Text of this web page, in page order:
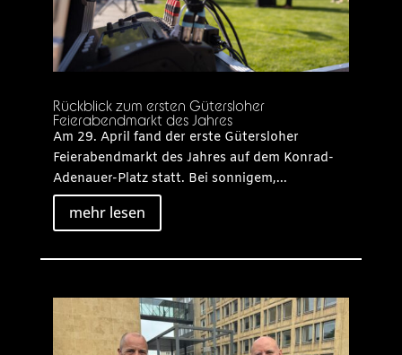
Rückblick zum ersten Gütersloher
Feierabendmarkt des Jahres
Am 29. April fand der erste Gütersloher
Feierabendmarkt des Jahres auf dem Konrad-
Adenauer-Platz statt. Bei sonnigem,...
mehr lesen